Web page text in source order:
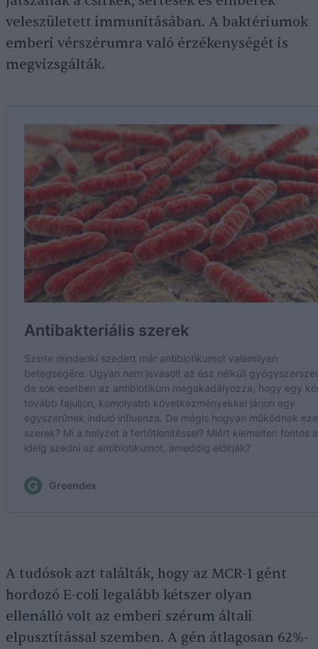
veleszületett immunitásában. A baktériumok
emberi vérszérumra való érzékenységét is
megvizsgálták.
A tudósok azt találták, hogy az MCR-1 gént
hordozó E-coli legalább kétszer olyan
ellenálló volt az emberi szérum általi
elpusztítással szemben. A gén átlagosan 62%-